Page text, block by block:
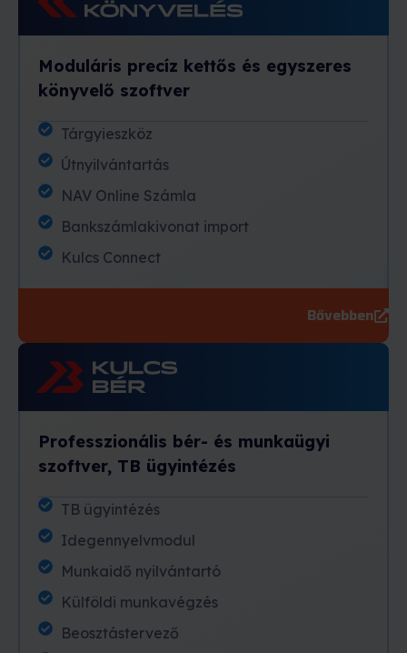
Moduláris precíz kettős és egyszeres
könyvelő szoftver
Tárgyieszköz
Útnyilvántartás
NAV Online Számla
Bankszámlakivonat import
Kulcs Connect
Bővebben
Professzionális bér- és munkaügyi
szoftver, TB ügyintézés
TB ügyintézés
Idegennyelvmodul
Munkaidő nyilvántartó
Külföldi munkavégzés
Beosztástervező